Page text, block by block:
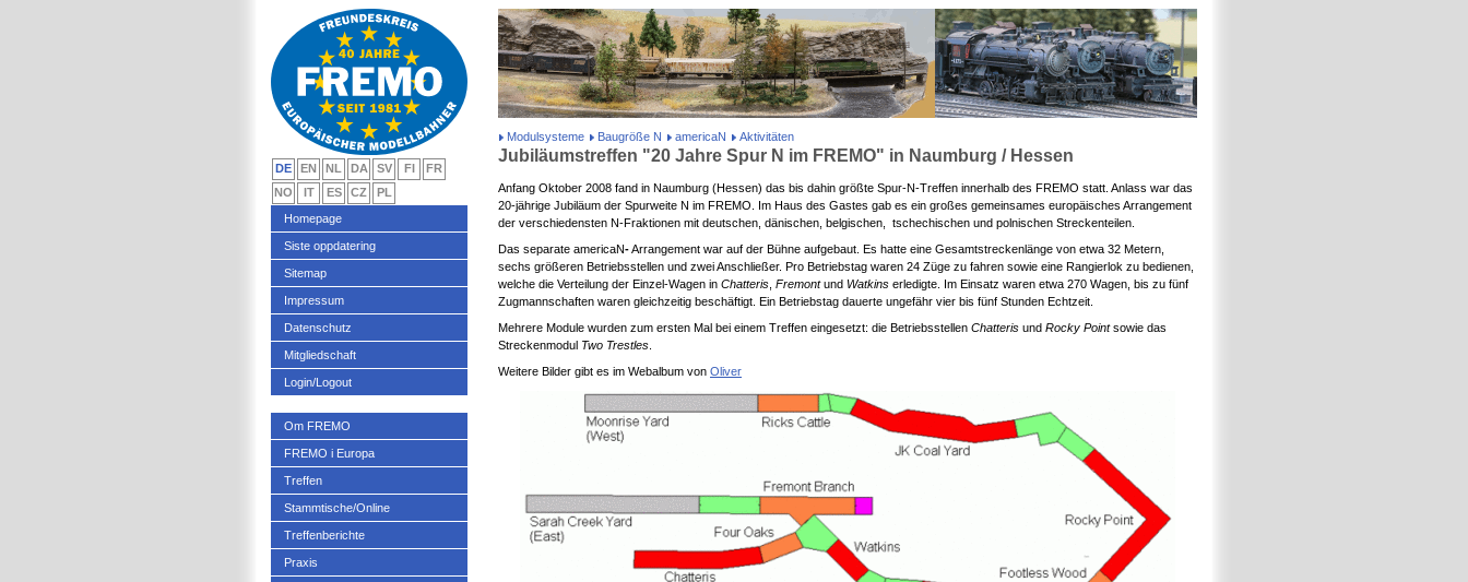
Modulsysteme Baugröße N americaN Aktivitäten
Jubiläumstreffen "20 Jahre Spur N im FREMO" in Naumburg / Hessen
Anfang Oktober 2008 fand in Naumburg (Hessen) das bis dahin größte Spur-N-Treffen innerhalb des FREMO statt. Anlass war das
20-jährige Jubiläum der Spurweite N im FREMO. Im Haus des Gastes gab es ein großes gemeinsames europäisches Arrangement
der verschiedensten N-Fraktionen mit deutschen, dänischen, belgischen, tschechischen und polnischen Streckenteilen.
Das separate americaN-Arrangement war auf der Bühne aufgebaut. Es hatte eine Gesamtstreckenlänge von etwa 32 Metern,
sechs größeren Betriebsstellen und zwei Anschließer. Pro Betriebstag waren 24 Züge zu fahren sowie eine Rangierlok zu bedienen,
welche die Verteilung der Einzel-Wagen in Chatteris Fremontund Watkins erledigte. Im Einsatz waren etwa 270 Wagen, bis zu fünf
Zugmannschaften waren gleichzeitig beschäftigt. Ein Betriebstag dauerte ungefähr vier bis fünf Stunden Echtzeit.
Mehrere Module wurden zum ersten Mal bei einem Treffen eingesetzt: die Betriebsstellen Chatteris und Rocky Pointsowie das
Streckenmodul Two Trestles
Weitere Bilder gibt es im Webalbum von Oliver
DE EN NL DA SV FI
FR
NO
IT ES CZ
PL
Homepage
Siste oppdatering
Sitemap
Impressum
Datenschutz
Mitgliedschaft
Login/Logout
Om FREMO
FREMO i Europa
Treffen
Stammtische/Online
Treffenberichte
Praxis